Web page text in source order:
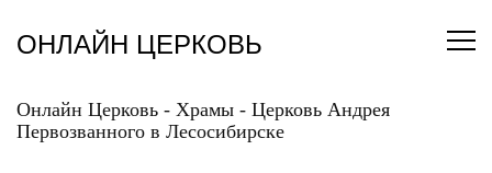
содержанию
ОНЛАЙН ЦЕРКОВЬ
Онлайн Церковь - Храмы - Церковь Андрея
Первозванного в Лесосибирске